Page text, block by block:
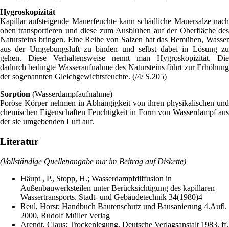
Hygroskopizität
Kapillar aufsteigende Mauerfeuchte kann schädliche Mauersalze nach
oben transportieren und diese zum Ausblühen auf der Oberfläche des
Natursteins bringen. Eine Reihe von Salzen hat das Bemühen, Wasser
aus der Umgebungsluft zu binden und selbst dabei in Lösung zu
gehen. Diese Verhaltensweise nennt man Hygroskopizität. Die
dadurch bedingte Wasseraufnahme des Natursteins führt zur Erhöhung
der sogenannten Gleichgewichtsfeuchte. (/4/ S.205)
Sorption (Wasserdampfaufnahme)
Poröse Körper nehmen in Abhängigkeit von ihren physikalischen und
chemischen Eigenschaften Feuchtigkeit in Form von Wasserdampf aus
der sie umgebenden Luft auf.
Literatur
(Vollständige Quellenangabe nur im Beitrag auf Diskette)
Häupt , P., Stopp, H.; Wasserdampfdiffusion in
Außenbauwerksteilen unter Berücksichtigung des kapillaren
Wassertransports. Stadt- und Gebäudetechnik 34(1980)4
Reul, Horst; Handbuch Bautenschutz und Bausanierung 4.Aufl.
2000, Rudolf Müller Verlag
Arendt, Claus; Trockenlegung, Deutsche Verlagsanstalt 1983, ff.